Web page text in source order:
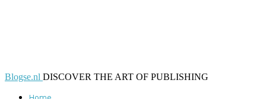
Blogse.nl DISCOVER THE ART OF PUBLISHING